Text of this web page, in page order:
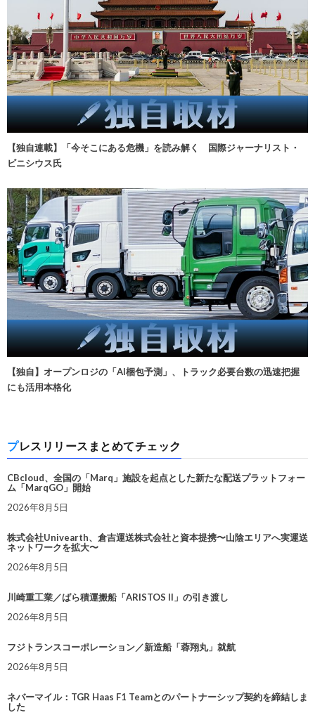
【独自連載】「今そこにある危機」を読み解く 国際ジャーナリスト・
ビニシウス氏
【独自】オープンロジの「AI梱包予測」、トラック必要台数の迅速把握
にも活用本格化
プレスリリースまとめてチェック
CBcloud、全国の「Marq」施設を起点とした新たな配送プラットフォー
ム「MarqGO」開始
2026年8月5日
株式会社Univearth、倉吉運送株式会社と資本提携〜山陰エリアへ実運送
ネットワークを拡大〜
2026年8月5日
川崎重工業／ばら積運搬船「ARISTOS II」の引き渡し
2026年8月5日
フジトランスコーポレーション／新造船「蓉翔丸」就航
2026年8月5日
ネバーマイル：TGR Haas F1 Teamとのパートナーシップ契約を締結しま
した